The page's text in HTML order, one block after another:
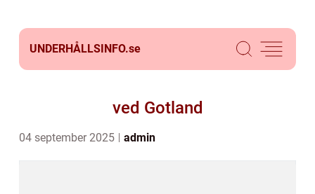
UNDERHÅLLSINFO.se
ved Gotland
04 september 2025 admin